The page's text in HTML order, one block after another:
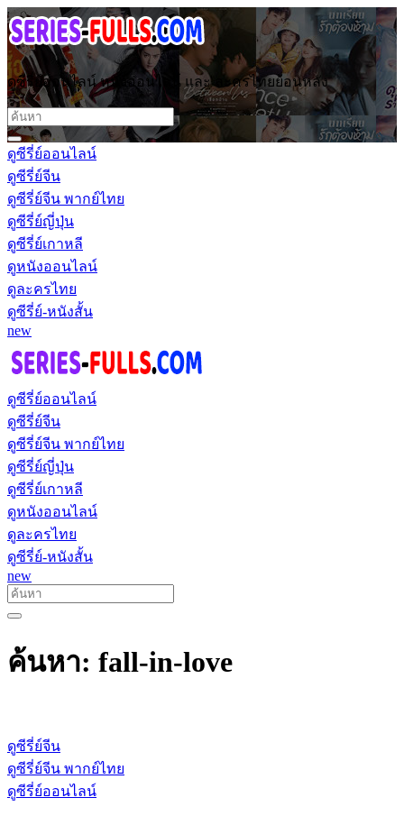
ดูซีรี่ย์ออนไลน์ หนังออนไลน์ และ ละครไทยย้อนหลัง
ดูซีรี่ย์ออนไลน์
ดูซีรี่ย์จีน
ดูซีรี่ย์จีน พากย์ไทย
ดูซีรี่ย์ญี่ปุ่น
ดูซีรี่ย์เกาหลี
ดูหนังออนไลน์
ดูละครไทย
ดูซีรี่ย์-หนังสั้น
new
ดูซีรี่ย์ออนไลน์
ดูซีรี่ย์จีน
ดูซีรี่ย์จีน พากย์ไทย
ดูซีรี่ย์ญี่ปุ่น
ดูซีรี่ย์เกาหลี
ดูหนังออนไลน์
ดูละครไทย
ดูซีรี่ย์-หนังสั้น
new
ค้นหา: fall-in-love
ดูซีรี่ย์จีน
ดูซีรี่ย์จีน พากย์ไทย
ดูซีรี่ย์ออนไลน์